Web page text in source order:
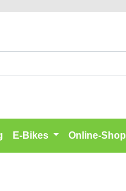
E-Bikes Online-Shop